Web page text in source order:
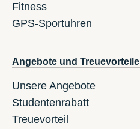
Fitness
GPS-Sportuhren
Angebote und Treuevorteile
Unsere Angebote
Studentenrabatt
Treuevorteil